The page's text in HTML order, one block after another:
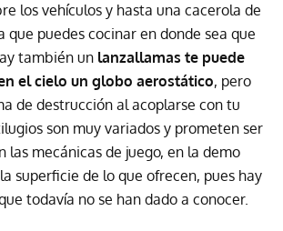
los vehículos y hasta una cacerola de
que puedes cocinar en donde sea que
también un lanzallamas te puede
el cielo un globo aerostático, pero
de destrucción al acoplarse con tu
son muy variados y prometen ser
las mecánicas de juego, en la demo
superficie de lo que ofrecen, pues hay
todavía no se han dado a conocer.